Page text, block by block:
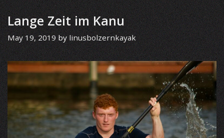
Lange Zeit im Kanu
May 19, 2019 by linusbolzernkayak